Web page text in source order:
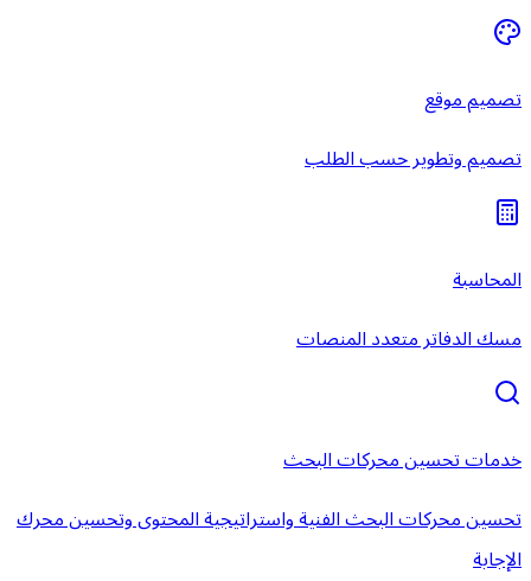
تصميم موقع
تصميم وتطوير حسب الطلب
المحاسبة
مسك الدفاتر متعدد المنصات
خدمات تحسين محركات البحث
تحسين محركات البحث الفنية واستراتيجية المحتوى وتحسين محرك
الإجابة